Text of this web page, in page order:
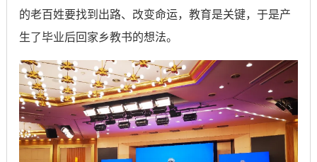
的老百姓要找到出路、改变命运，教育是关键，于是产
生了毕业后回家乡教书的想法。